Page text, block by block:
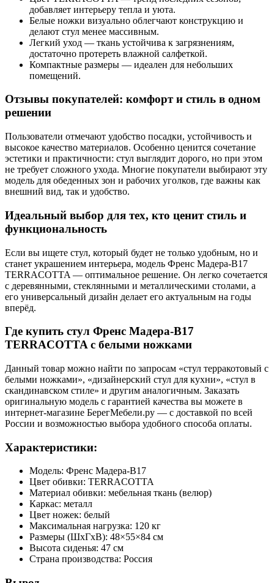
добавляет интерьеру тепла и уюта.
Белые ножки визуально облегчают конструкцию и
делают стул менее массивным.
Легкий уход — ткань устойчива к загрязнениям,
достаточно протереть влажной салфеткой.
Компактные размеры — идеален для небольших
помещений.
Отзывы покупателей: комфорт и стиль в одном
решении
Пользователи отмечают удобство посадки, устойчивость и
высокое качество материалов. Особенно ценится сочетание
эстетики и практичности: стул выглядит дорого, но при этом
не требует сложного ухода. Многие покупатели выбирают эту
модель для обеденных зон и рабочих уголков, где важны как
внешний вид, так и удобство.
Идеальный выбор для тех, кто ценит стиль и
функциональность
Если вы ищете стул, который будет не только удобным, но и
станет украшением интерьера, модель Френс Мадера-B17
TERRACOTTA — оптимальное решение. Он легко сочетается
с деревянными, стеклянными и металлическими столами, а
его универсальный дизайн делает его актуальным на годы
вперёд.
Где купить стул Френс Мадера-B17
TERRACOTTA с белыми ножками
Данный товар можно найти по запросам «стул терракотовый с
белыми ножками», «дизайнерский стул для кухни», «стул в
скандинавском стиле» и другим аналогичным. Заказать
оригинальную модель с гарантией качества вы можете в
интернет-магазине БерегМебели.ру — с доставкой по всей
России и возможностью выбора удобного способа оплаты.
Характеристики:
Модель: Френс Мадера-B17
Цвет обивки: TERRACOTTA
Материал обивки: мебельная ткань (велюр)
Каркас: металл
Цвет ножек: белый
Максимальная нагрузка: 120 кг
Размеры (ШхГхВ): 48×55×84 см
Высота сиденья: 47 см
Страна производства: Россия